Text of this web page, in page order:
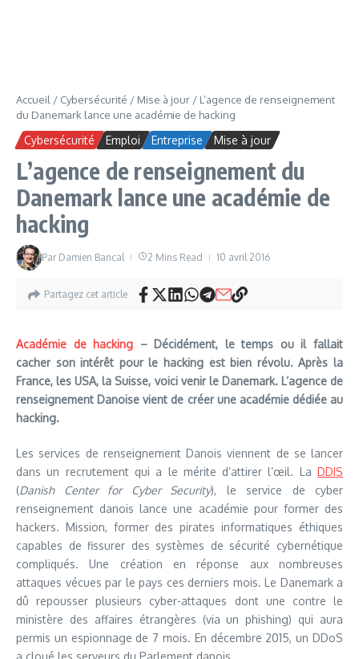
Accueil / Cybersécurité / Mise à jour / L’agence de renseignement
du Danemark lance une académie de hacking
Cybersécurité Emploi Entreprise Mise à jour
L’agence de renseignement du
Danemark lance une académie de
hacking
Par Damien Bancal 2 Mins Read 10 avril 2016
Partagez cet article
Académie de hacking – Décidément, le temps ou il fallait
cacher son intérêt pour le hacking est bien révolu. Après la
France, les USA, la Suisse, voici venir le Danemark. L’agence de
renseignement Danoise vient de créer une académie dédiée au
hacking.
Les services de renseignement Danois viennent de se lancer
dans un recrutement qui a le mérite d’attirer l’œil. La DDIS
(Danish Center for Cyber Security), le service de cyber
renseignement danois lance une académie pour former des
hackers. Mission, former des pirates informatiques éthiques
capables de fissurer des systèmes de sécurité cybernétique
compliqués. Une création en réponse aux nombreuses
attaques vécues par le pays ces derniers mois. Le Danemark a
dû repousser plusieurs cyber-attaques dont une contre le
ministère des affaires étrangères (via un phishing) qui aura
permis un espionnage de 7 mois. En décembre 2015, un DDoS
a cloué les serveurs du Parlement danois.